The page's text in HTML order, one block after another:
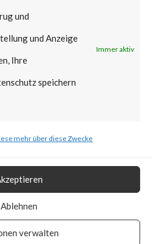
und
und Anzeige
Ihre
speichern
Immer aktiv
mehr über diese Zwecke
Ablehnen
verwalten
because the
acknowledged
wild. Also, CISA
to the
Vulnerabilities
19th, 2023.
an advisory on